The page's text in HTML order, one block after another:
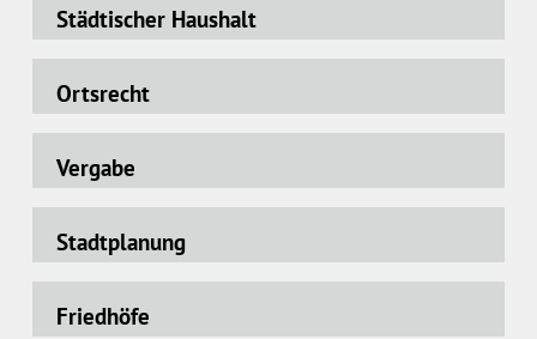
Städtischer Haushalt
Ortsrecht
Vergabe
Stadtplanung
Friedhöfe